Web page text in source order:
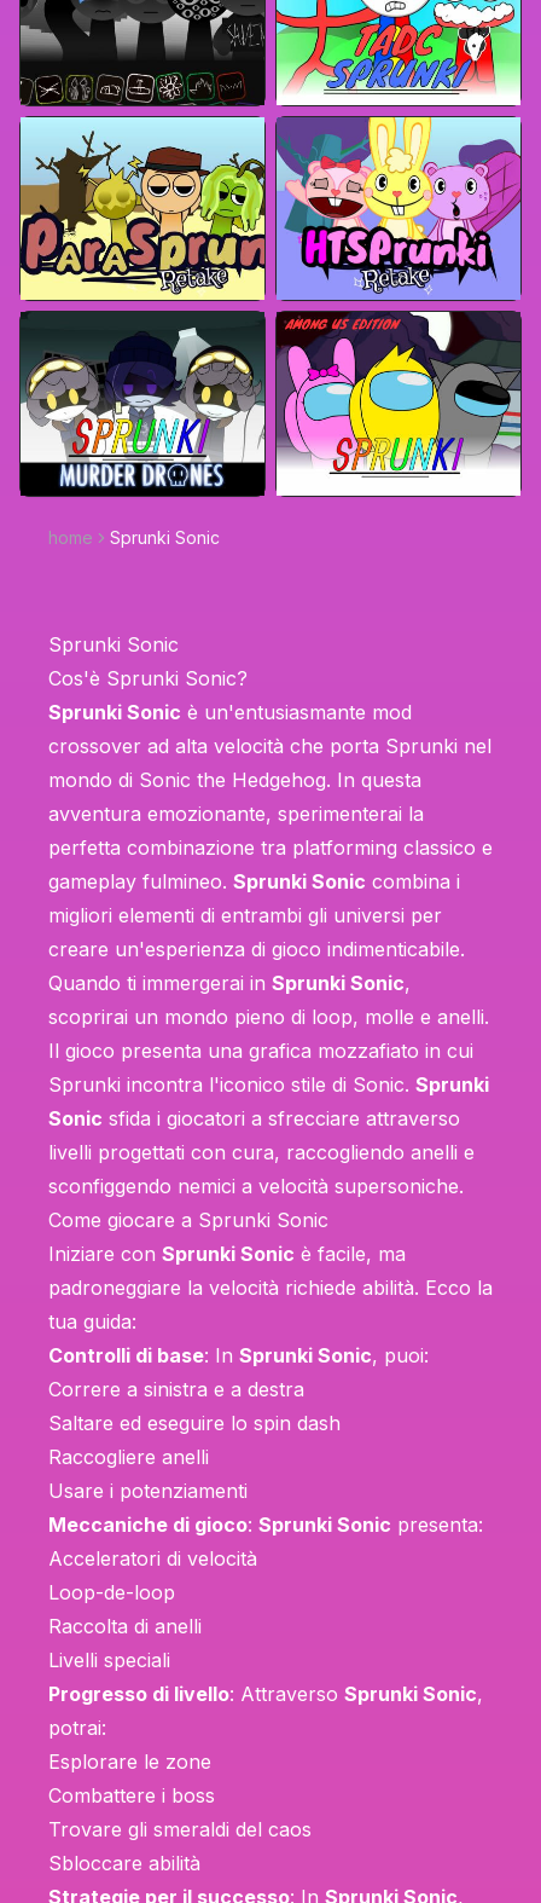
home Sprunki Sonic
Sprunki Sonic
Cos'è Sprunki Sonic?
Sprunki Sonic è un'entusiasmante mod
crossover ad alta velocità che porta Sprunki nel
mondo di Sonic the Hedgehog. In questa
avventura emozionante, sperimenterai la
perfetta combinazione tra platforming classico e
gameplay fulmineo. Sprunki Sonic combina i
migliori elementi di entrambi gli universi per
creare un'esperienza di gioco indimenticabile.
Quando ti immergerai in Sprunki Sonic,
scoprirai un mondo pieno di loop, molle e anelli.
Il gioco presenta una grafica mozzafiato in cui
Sprunki incontra l'iconico stile di Sonic. Sprunki
Sonic sfida i giocatori a sfrecciare attraverso
livelli progettati con cura, raccogliendo anelli e
sconfiggendo nemici a velocità supersoniche.
Come giocare a Sprunki Sonic
Iniziare con Sprunki Sonic è facile, ma
padroneggiare la velocità richiede abilità. Ecco la
tua guida:
Controlli di base: In Sprunki Sonic, puoi:
Correre a sinistra e a destra
Saltare ed eseguire lo spin dash
Raccogliere anelli
Usare i potenziamenti
Meccaniche di gioco: Sprunki Sonic presenta:
Acceleratori di velocità
Loop-de-loop
Raccolta di anelli
Livelli speciali
Progresso di livello: Attraverso Sprunki Sonic,
potrai:
Esplorare le zone
Combattere i boss
Trovare gli smeraldi del caos
Sbloccare abilità
Strategie per il successo: In Sprunki Sonic,